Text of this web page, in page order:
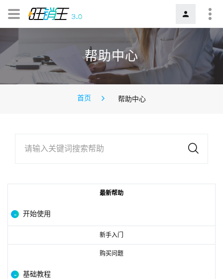
帮助中心
首页 帮助中心
请输入关键词搜索帮助
最新帮助
开始使用
新手入门
购买问题
基础教程